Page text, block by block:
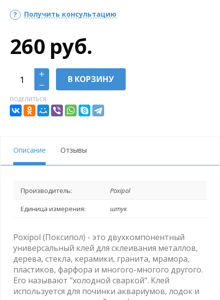
Получить консультацию
260 руб.
В КОРЗИНУ
ПОДЕЛИТЬСЯ:
Описание Отзывы
Производитель: Poxipol
Единица измерения: штук
Poxipol (Поксипол) - это двухкомпонентный
универсальный клей для склеивания металлов,
дерева, стекла, керамики, гранита, мрамора,
пластиков, фарфора и многого-многого другого.
Его называют "холодной сваркой". Клей
используется для починки аквариумов, лодок и